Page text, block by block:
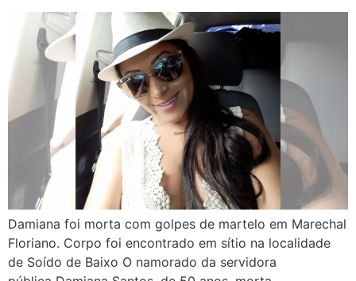
Damiana foi morta com golpes de martelo em Marechal
Floriano. Corpo foi encontrado em sítio na localidade
de Soído de Baixo O namorado da servidora